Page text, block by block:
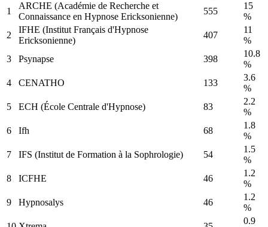
1
ARCHE (Académie de Recherche et
Connaissance en Hypnose Ericksonienne)
555
15
%
2
IFHE (Institut Français d'Hypnose
Ericksonienne)
407
11
%
3
Psynapse 398
10.8
%
4
CENATHO 133
3.6
%
5
ECH (École Centrale d'Hypnose) 83
2.2
%
6
Ifh 68
1.8
%
7
IFS (Institut de Formation à la Sophrologie) 54
1.5
%
8
ICFHE 46
1.2
%
9
Hypnosalys 46
1.2
%
0.9